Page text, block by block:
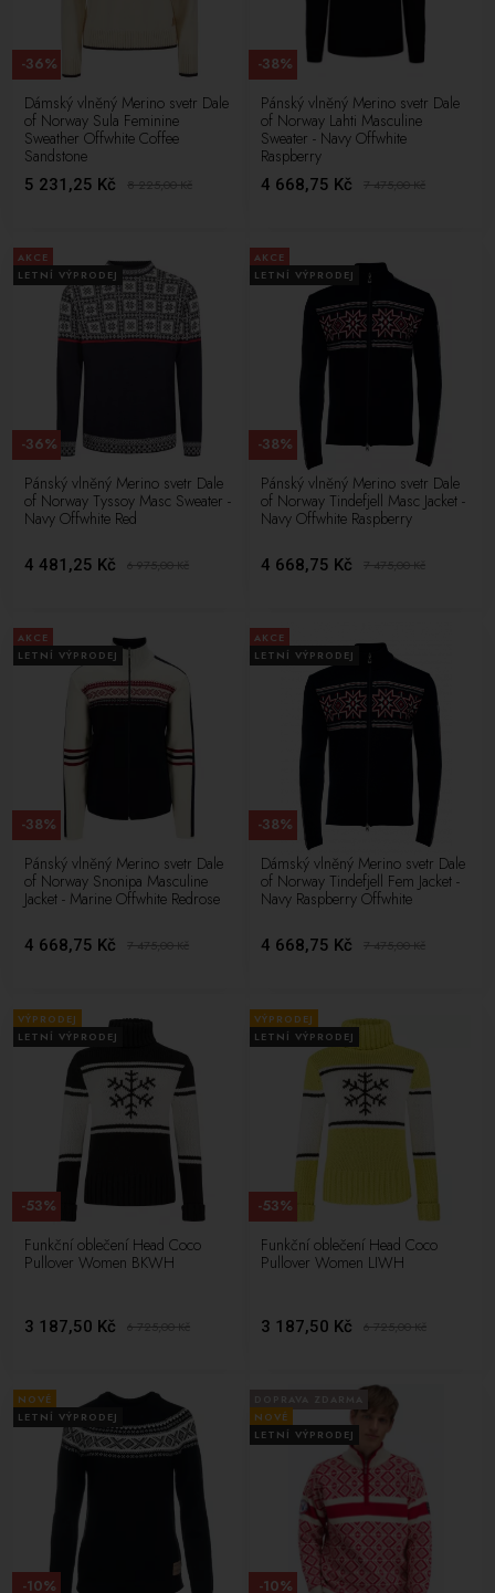
Dámský vlněný Merino svetr Dale
of Norway Sula Feminine
Sweather Offwhite Coffee
Sandstone
5 231,25 Kč 8 225,00Kč
-36%
Pánský vlněný Merino svetr Dale
of Norway Lahti Masculine
Sweater - Navy Offwhite
Raspberry
4 668,75 Kč 7 475,00Kč
-38%
AKCE
LETNÍ VÝPRODEJ
Pánský vlněný Merino svetr Dale
of Norway Tyssoy Masc Sweater -
Navy Offwhite Red
4 481,25 Kč 6 975,00Kč
-36%
AKCE
LETNÍ VÝPRODEJ
Pánský vlněný Merino svetr Dale
of Norway Tindefjell Masc Jacket -
Navy Offwhite Raspberry
4 668,75 Kč 7 475,00Kč
-38%
AKCE
LETNÍ VÝPRODEJ
Pánský vlněný Merino svetr Dale
of Norway Snonipa Masculine
Jacket - Marine Offwhite Redrose
4 668,75 Kč 7 475,00Kč
-38%
AKCE
LETNÍ VÝPRODEJ
Dámský vlněný Merino svetr Dale
of Norway Tindefjell Fem Jacket -
Navy Raspberry Offwhite
4 668,75 Kč 7 475,00Kč
-38%
VÝPRODEJ
LETNÍ VÝPRODEJ
Funkční oblečení Head Coco
Pullover Women BKWH
3 187,50 Kč 6 725,00Kč
-53%
VÝPRODEJ
LETNÍ VÝPRODEJ
Funkční oblečení Head Coco
Pullover Women LIWH
3 187,50 Kč 6 725,00Kč
-53%
NOVÉ
LETNÍ VÝPRODEJ
-10%
NOVÉ
LETNÍ VÝPRODEJ
-10%